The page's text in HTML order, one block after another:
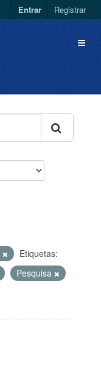
Entrar Registrar
Etiquetas:
Pesquisa